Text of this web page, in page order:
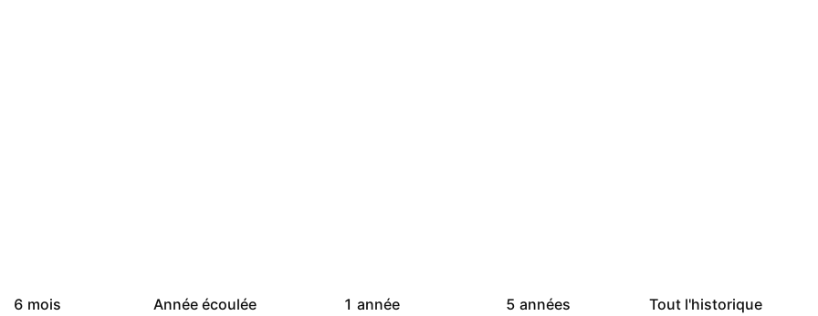
6 mois
Année écoulée
1 année
5 années
Tout l'historique